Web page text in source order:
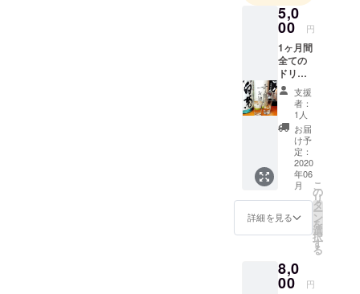
5,0
00 円
1ヶ月間
全ての
ドリン
クを半
額で提
供 ご本
人様の
み適用
初回来
店日よ
り1ヶ月
ご利用
可能
2022年
3月まで
支援
者：
1人
お届
け予
定：
2020
年06
月
詳細を見る
こ
の
リ
タ
ー
ン
を
選
択
す
る
8,0
00 円